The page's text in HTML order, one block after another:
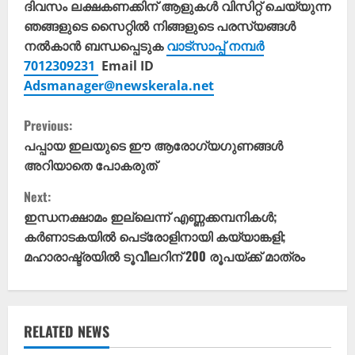
ദിവസം ലക്ഷകണക്കിന് ആളുകൾ വിസിറ്റ് ചെയ്യുന്ന
ഞങ്ങളുടെ സൈറ്റിൽ നിങ്ങളുടെ പരസ്യങ്ങൾ
നൽകാൻ ബന്ധപ്പെടുകവാട്സാപ്പ് നമ്പർ
7012309231 Email ID
Adsmanager@newskerala.net
C
o
n
t
i
n
u
Previous:
പപ്പായ ഇലയുടെ ഈ ആരോ​ഗ്യ​ഗുണങ്ങൾ
അറിയാതെ പോകരുത്
Next:
ഇന്ധനക്ഷാമം ഇല്ലെന്ന് എണ്ണക്കമ്പനികൾ;
കർണാടകയിൽ പെട്രോളിനായി കയ്യാങ്കളി;
മഹാരാഷ്ട്രയിൽ ടൂവീലറിന് 200 രൂപയ്ക്ക് മാത്രം
RELATED NEWS